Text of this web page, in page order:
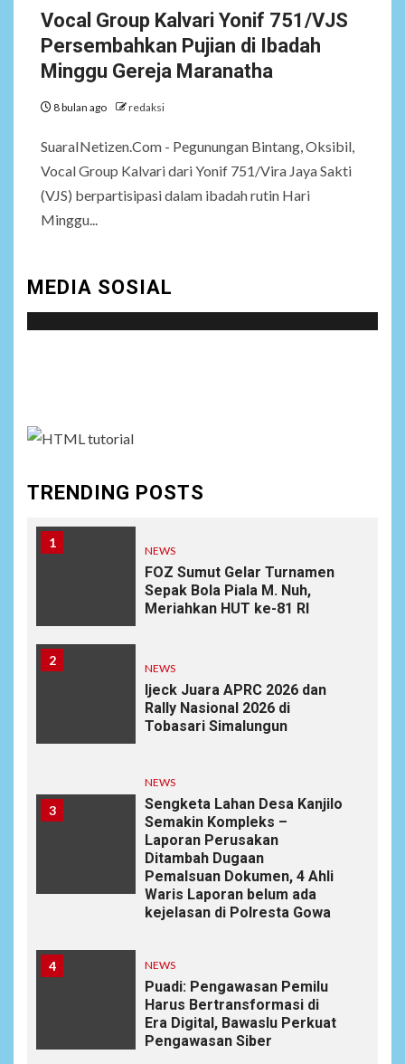
Vocal Group Kalvari Yonif 751/VJS
Persembahkan Pujian di Ibadah
Minggu Gereja Maranatha
8 bulan ago redaksi
SuaraINetizen.Com - Pegunungan Bintang, Oksibil,
Vocal Group Kalvari dari Yonif 751/Vira Jaya Sakti
(VJS) berpartisipasi dalam ibadah rutin Hari
Minggu...
MEDIA SOSIAL
TRENDING POSTS
1
NEWS
FOZ Sumut Gelar Turnamen
Sepak Bola Piala M. Nuh,
Meriahkan HUT ke-81 RI
2
NEWS
Ijeck Juara APRC 2026 dan
Rally Nasional 2026 di
Tobasari Simalungun
3
NEWS
Sengketa Lahan Desa Kanjilo
Semakin Kompleks –
Laporan Perusakan
Ditambah Dugaan
Pemalsuan Dokumen, 4 Ahli
Waris Laporan belum ada
kejelasan di Polresta Gowa
4 NEWS
Puadi: Pengawasan Pemilu
Harus Bertransformasi di
Era Digital, Bawaslu Perkuat
Pengawasan Siber